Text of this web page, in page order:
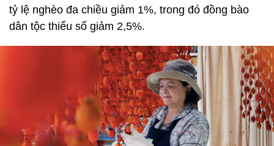
tỷ lệ nghèo đa chiều giảm 1%, trong đó đồng bào
dân tộc thiểu số giảm 2,5%.